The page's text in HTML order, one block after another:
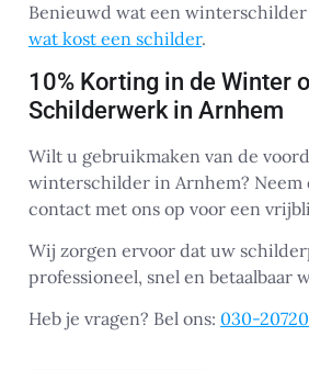
Benieuwd wat een winterschilder
wat kost een schilder.
10% Korting in de Winter
Schilderwerk in Arnhem
Wilt u gebruikmaken van de
winterschilder in Arnhem? Neem
contact met ons op voor een
Wij zorgen ervoor dat uw
professioneel, snel en betaalbaar
Heb je vragen? Bel ons: 030-